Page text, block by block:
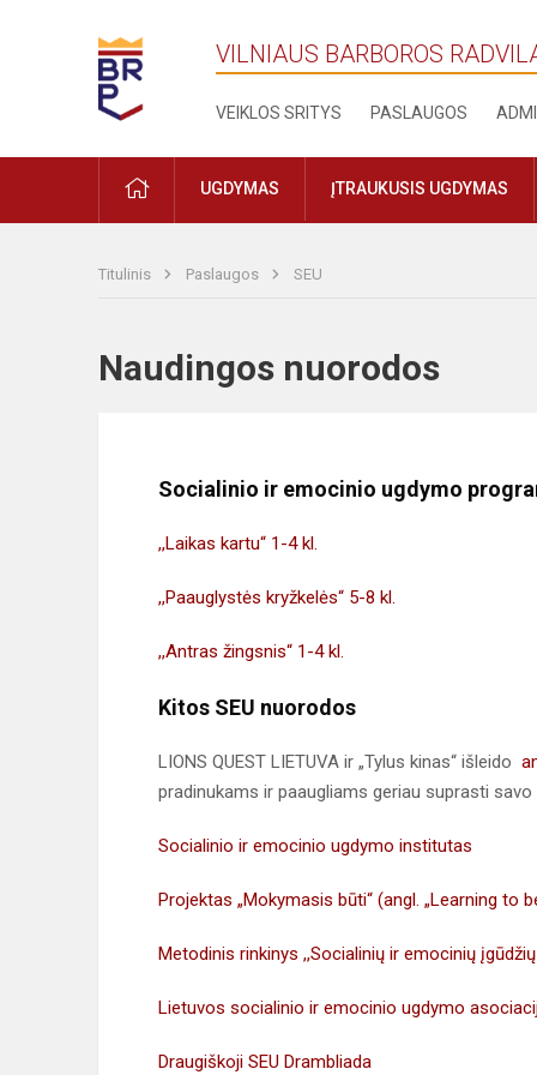
VILNIAUS BARBOROS
VEIKLOS SRITYS PASLAUGOS
PRADŽIAUGDYMAS ĮTRAUKUSIS UGDYMAS
Titulinis Paslaugos SEU
Naudingos nuorodos
Socialinio ir emocinio ugdymo
,,Laikas kartu“ 1-4 kl.
,,Paauglystės kryžkelės“ 5-8 kl.
,,Antras žingsnis“ 1-4 kl.
Kitos SEU nuorodos
LIONS QUEST LIETUVA ir „Tylus kinas“ išleido
pradinukams ir paaugliams geriau suprasti
Socialinio ir emocinio ugdymo institutas
Projektas „Mokymasis būti“ (angl. „Learning to
Metodinis rinkinys ,,Socialinių ir emocinių
Lietuvos socialinio ir emocinio ugdymo
Draugiškoji SEU Drambliada